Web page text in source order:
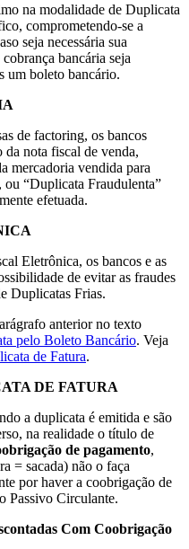
na modalidade de Duplicata
comprometendo-se a
seja necessária sua
bancária seja
um boleto bancário.
de factoring, os bancos
da nota fiscal de venda,
mercadoria vendida para
ou “Duplicata Fraudulenta”
efetuada.
Eletrônica, os bancos e as
de evitar as fraudes
Duplicatas Frias.
anterior no texto
pelo Boleto Bancário. Veja
de Fatura.
DE FATURA
a duplicata é emitida e são
na realidade o título de
de pagamento,
= sacada) não o faça
por haver a coobrigação de
Passivo Circulante.
Com Coobrigação